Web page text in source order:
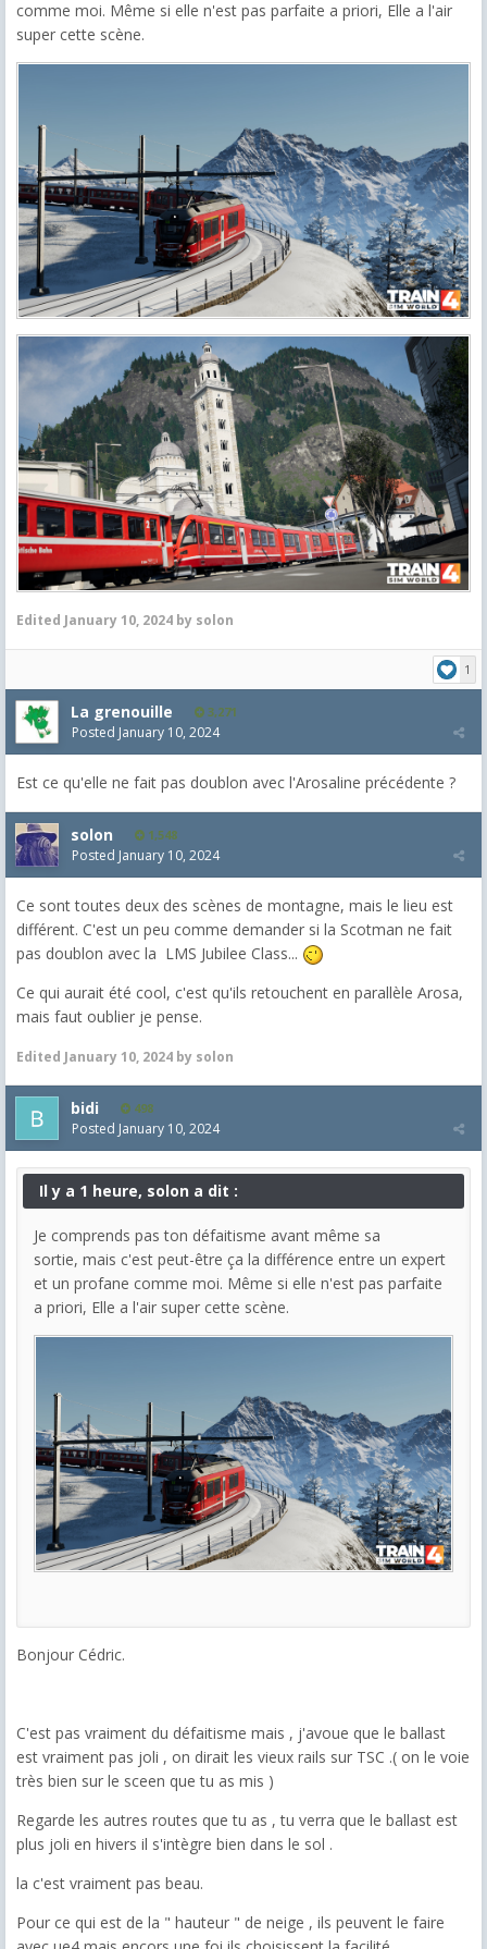
comme moi. Même si elle n'est pas parfaite a priori, Elle a l'air
super cette scène.
Edited January 10, 2024 by solon
1
La grenouille 3,271
Posted January 10, 2024
Est ce qu'elle ne fait pas doublon avec l'Arosaline précédente ?
solon 1,548
Posted January 10, 2024
Ce sont toutes deux des scènes de montagne, mais le lieu est
différent. C'est un peu comme demander si la Scotman ne fait
pas doublon avec la LMS Jubilee Class...
Ce qui aurait été cool, c'est qu'ils retouchent en parallèle Arosa,
mais faut oublier je pense.
Edited January 10, 2024 by solon
bidi 498
Posted January 10, 2024
Il y a 1 heure, solon a dit :
Je comprends pas ton défaitisme avant même sa
sortie, mais c'est peut-être ça la différence entre un expert
et un profane comme moi. Même si elle n'est pas parfaite
a priori, Elle a l'air super cette scène.
Bonjour Cédric.
C'est pas vraiment du défaitisme mais , j'avoue que le ballast
est vraiment pas joli , on dirait les vieux rails sur TSC .( on le voie
très bien sur le sceen que tu as mis )
Regarde les autres routes que tu as , tu verra que le ballast est
plus joli en hivers il s'intègre bien dans le sol .
la c'est vraiment pas beau.
Pour ce qui est de la " hauteur " de neige , ils peuvent le faire